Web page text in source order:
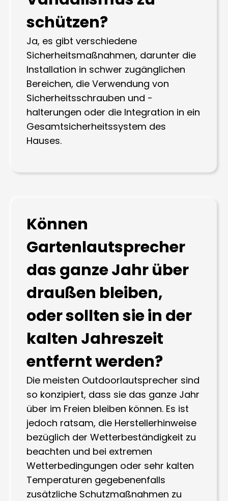
schützen?
Ja, es gibt verschiedene
Sicherheitsmaßnahmen, darunter die
Installation in schwer zugänglichen
Bereichen, die Verwendung von
Sicherheitsschrauben und -
halterungen oder die Integration in ein
Gesamtsicherheitssystem des
Hauses.
Können
Gartenlautsprecher
das ganze Jahr über
draußen bleiben,
oder sollten sie in der
kalten Jahreszeit
entfernt werden?
Die meisten Outdoorlautsprecher sind
so konzipiert, dass sie das ganze Jahr
über im Freien bleiben können. Es ist
jedoch ratsam, die Herstellerhinweise
bezüglich der Wetterbeständigkeit zu
beachten und bei extremen
Wetterbedingungen oder sehr kalten
Temperaturen gegebenenfalls
zusätzliche Schutzmaßnahmen zu